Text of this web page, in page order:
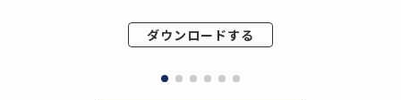
ダウンロードする